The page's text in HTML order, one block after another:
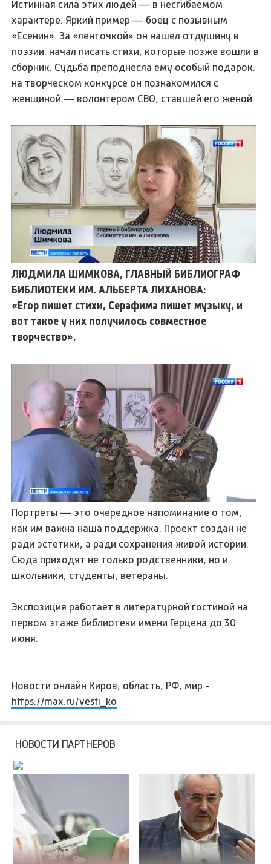
Истинная сила этих людей — в несгибаемом
характере. Яркий пример — боец с позывным
«Есенин». За «ленточкой» он нашел отдушину в
поэзии: начал писать стихи, которые позже вошли в
сборник. Судьба преподнесла ему особый подарок:
на творческом конкурсе он познакомился с
женщиной — волонтером СВО, ставшей его женой.
ЛЮДМИЛА ШИМКОВА, ГЛАВНЫЙ БИБЛИОГРАФ
БИБЛИОТЕКИ ИМ. АЛЬБЕРТА ЛИХАНОВА:
«Егор пишет стихи, Серафима пишет музыку, и
вот такое у них получилось совместное
творчество».
Портреты — это очередное напоминание о том,
как им важна наша поддержка. Проект создан не
ради эстетики, а ради сохранения живой истории.
Сюда приходят не только родственники, но и
школьники, студенты, ветераны.
Экспозиция работает в литературной гостиной на
первом этаже библиотеки имени Герцена до 30
июня.
Новости онлайн Киров, область, РФ, мир -
https://max.ru/vesti_ko
НОВОСТИ ПАРТНЕРОВ